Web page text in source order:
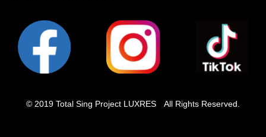
© 2019 Total Sing Project LUXRES All Rights Reserved.